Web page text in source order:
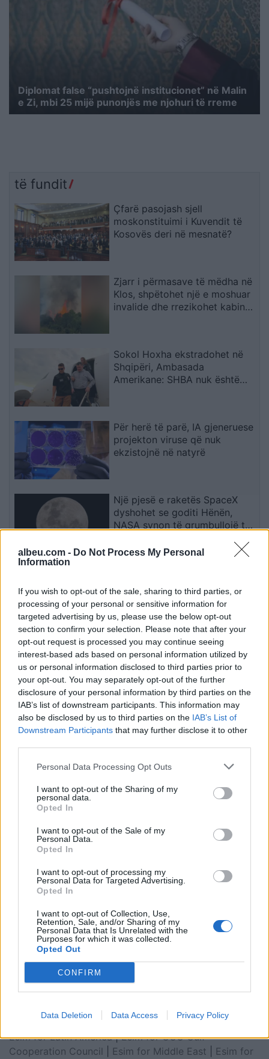
albeu.com - Do Not Process My Personal
Information
If you wish to opt-out of the sale, sharing to third parties, or
processing of your personal or sensitive information for
targeted advertising by us, please use the below opt-out
section to confirm your selection. Please note that after your
opt-out request is processed you may continue seeing
interest-based ads based on personal information utilized by
us or personal information disclosed to third parties prior to
your opt-out. You may separately opt-out of the further
disclosure of your personal information by third parties on the
IAB’s list of downstream participants. This information may
also be disclosed by us to third parties on the IAB’s List of
Downstream Participants that may further disclose it to other
Personal Data Processing Opt Outs
I want to opt-out of the Sharing of my
personal data.
Opted In
I want to opt-out of the Sale of my
Personal Data.
Opted In
I want to opt-out of processing my
Personal Data for Targeted Advertising.
Opted In
I want to opt-out of Collection, Use,
Retention, Sale, and/or Sharing of my
Personal Data that Is Unrelated with the
Purposes for which it was collected.
Opted Out
CONFIRM
Data Deletion Data Access Privacy Policy
Diplomat false “pushtojnë institucionet” në Malin
e Zi, mbi 25 mijë punonjës me njohuri të rreme
të fundit
Çfarë pasojash sjell
moskonstituimi i Kuvendit të
Kosovës deri në mesnatë?
Zjarr i përmasave të mëdha në
Klos, shpëtohet një e moshuar
invalide dhe rrezikohet kabina
Sokol Hoxha ekstradohet në
Shqipëri, Ambasada
Amerikane: SHBA nuk është
Për herë të parë, IA gjeneruese
projekton viruse që nuk
ekzistojnë në natyrë
Një pjesë e raketës SpaceX
dyshohet se goditi Hënën,
NASA synon të grumbullojë të
muzikës nga Suno
Gjini refuzon ftesën e Kurtit
për takim në Kryeministri ose
në Gjakovë: Ja arsyetimi i
kreut të AAK-së
Esim for Global|Esim for Europe|Esim for Caribbean
Esim for USA|
for Turkey|Esim for Germany|Esim for Greece|Esim
for Asia
Esim for World Cup 2026
Arabia|Esim for Egypt|Esim for United Arab
Esim for Balkans Esim for Morocco
Esim for United Kingdom Esim for Africa
Esim for Latin America|Esim for GCC Gulf
Cooperation Council
Esim for Middle East
Esim for